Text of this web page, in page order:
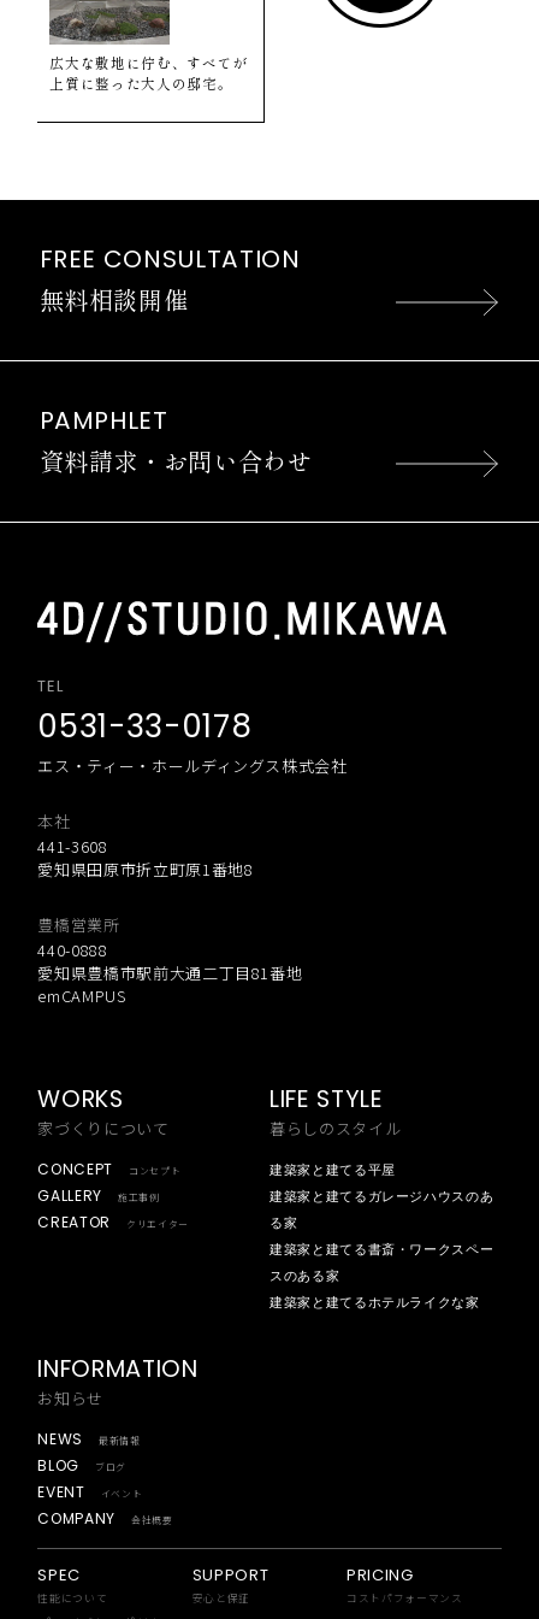
広大な敷地に佇む、すべてが
上質に整った大人の邸宅。
FREE CONSULTATION
無料相談開催
PAMPHLET
資料請求・お問い合わせ
TEL
0531-33-0178
エス・ティー・ホールディングス株式会社
本社
441-3608
愛知県田原市折立町原1番地8
豊橋営業所
440-0888
愛知県豊橋市駅前大通二丁目81番地
emCAMPUS
WORKS
家づくりについて
CONCEPT コンセプト
GALLERY 施工事例
CREATOR クリエイター
LIFE STYLE
暮らしのスタイル
建築家と建てる平屋
建築家と建てるガレージハウスのあ
る家
建築家と建てる書斎・ワークスペー
スのある家
建築家と建てるホテルライクな家
INFORMATION
お知らせ
NEWS 最新情報
BLOG ブログ
EVENT イベント
COMPANY 会社概要
SPEC
性能について
SUPPORT
安心と保証
PRICING
コストパフォーマンス